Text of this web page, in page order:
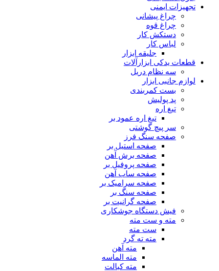
تجهیزات ایمنی
چراغ پیشانی
چراغ قوه
دستکش کار
لباس کار
جلیقه ابزار
قطعات یدکی ابزارآلات
سه نظام دریل
لوازم جانبی ابزار
بست کمربندی
پد پولیش
تیغ اره
تیغ اره عمود بر
سر پیچ گوشتی
صفحه سنگ فرز
صفحه استیل بر
صفحه برش آهن
صفحه پروفیل بر
صفحه ساب آهن
صفحه سرامیک بر
صفحه سنگ بر
صفحه گرانیت بر
فیش دستگاه جوشکاری
مته و ست مته
ست مته
مته ته گرد
مته آهن
مته الماسه
مته کبالت